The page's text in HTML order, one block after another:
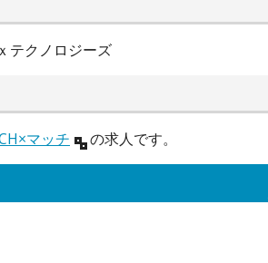
テクノロジーズ
マッチ の求人です。